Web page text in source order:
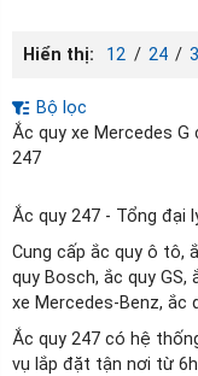
Hiển thị: 12 / 24 /
Bộ lọc
Ắc quy xe Mercedes
247
Ắc quy 247 - Tổng đại
Cung cấp ắc quy ô tô,
quy Bosch, ắc quy GS,
xe Mercedes-Benz, ắc
Ắc quy 247 có hệ
vụ lắp đặt tận nơi từ